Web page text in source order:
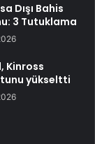
Dışı Bahis
3 Tutuklama
Kinross
yükseltti